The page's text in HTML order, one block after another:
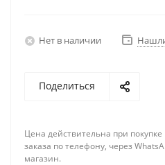
Нет в наличии
Поделиться
Цена действительна при
заказа по телефону, через
магазин.